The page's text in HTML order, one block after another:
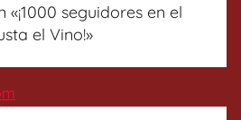
«¡1000 seguidores en el
el Vino!»